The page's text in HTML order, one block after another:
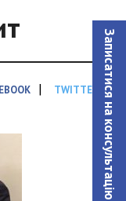
Записатися на консультацiю
| TWITTER